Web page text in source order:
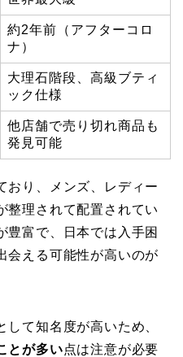
約2年前（アフターコロ
ナ）
大理石階段、高級ブティ
ック仕様
他店舗で売り切れ商品も
発見可能
おり、メンズ、レディー
整理されて配置されてい
豊富で、日本では入手困
会える可能性が高いのが
て知名度が高いため、
とが多い点は注意が必要